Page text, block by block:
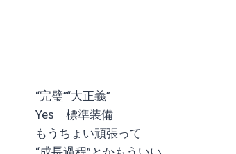
“完璧”“大正義”
Yes 標準装備
もうちょい頑張って